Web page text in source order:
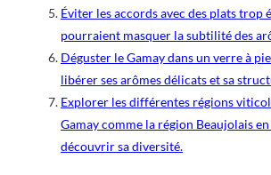
Éviter les accords avec des plats trop
pourraient masquer la subtilité des
Déguster le Gamay dans un verre à
libérer ses arômes délicats et sa
Explorer les différentes régions
Gamay comme la région Beaujolais
découvrir sa diversité.